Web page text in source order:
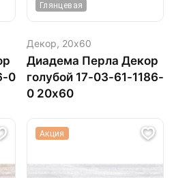
0
Глянцевая
Декор, 20х60
Диадема Перла Декор
голубой 17-03-61-1186-
0 20х60
Акция